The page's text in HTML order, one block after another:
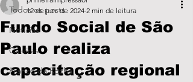
Todos os posts
Notícias
Caieiras
Franco da Rocha
Fundo Social de São
Paulo realiza
capacitação regional
12 de jun. de 2024 2 min de leitura